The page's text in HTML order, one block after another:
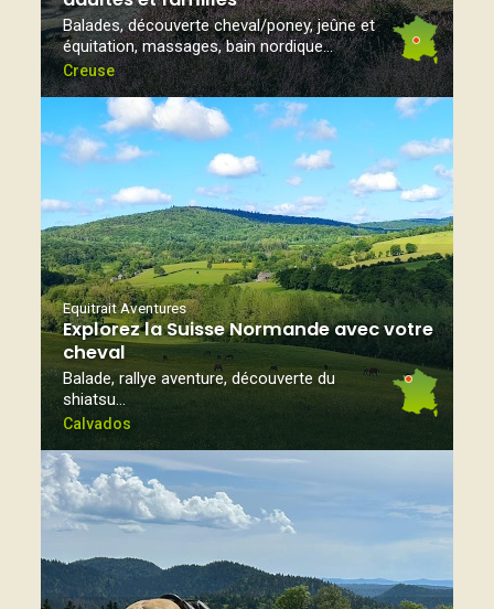
Balades, découverte cheval/poney, jeûne et
équitation, massages, bain nordique...
Creuse
Equitrait Aventures
Explorez la Suisse Normande avec votre
cheval
Balade, rallye aventure, découverte du
shiatsu…
Calvados